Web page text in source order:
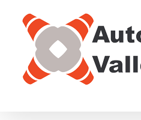
Inhalt
springen